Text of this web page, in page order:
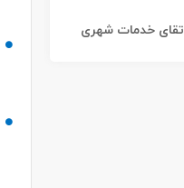
خدمات شهری